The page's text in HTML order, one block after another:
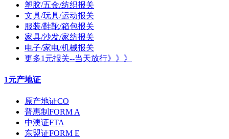
塑胶/五金/纺织报关
文具/玩具/运动报关
服装/鞋靴/箱包报关
家具/沙发/家纺报关
电子/家电/机械报关
更多1元报关--当天放行》》》
1元产地证
原产地证CO
普惠制FORM A
中澳证FTA
东盟证FORM E